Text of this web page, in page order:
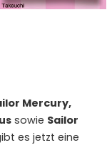
Mercury,
sowie Sailor
es jetzt eine